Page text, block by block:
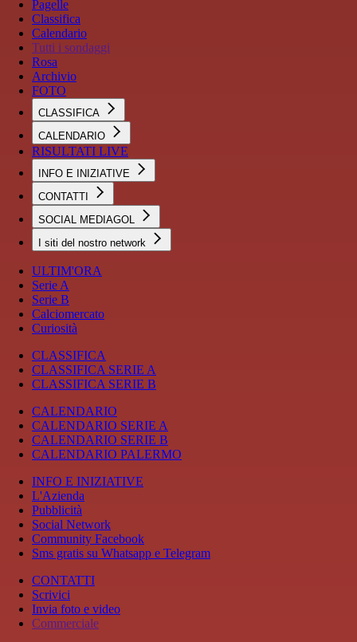
Pagelle
Classifica
Calendario
Tutti i sondaggi
Rosa
Archivio
FOTO
CLASSIFICA
CALENDARIO
RISULTATI LIVE
INFO E INIZIATIVE
CONTATTI
SOCIAL MEDIAGOL
I siti del nostro network
ULTIM'ORA
Serie A
Serie B
Calciomercato
Curiosità
CLASSIFICA
CLASSIFICA SERIE A
CLASSIFICA SERIE B
CALENDARIO
CALENDARIO SERIE A
CALENDARIO SERIE B
CALENDARIO PALERMO
INFO E INIZIATIVE
L'Azienda
Pubblicità
Social Network
Community Facebook
Sms gratis su Whatsapp e Telegram
CONTATTI
Scrivici
Invia foto e video
Commerciale